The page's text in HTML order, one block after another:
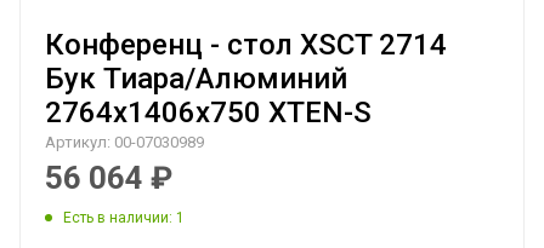
Конференц - стол XSCT 2714
Бук Тиара/Алюминий
2764х1406х750 XTEN-S
Артикул: 00-07030989
56 064 ₽
Есть в наличии: 1